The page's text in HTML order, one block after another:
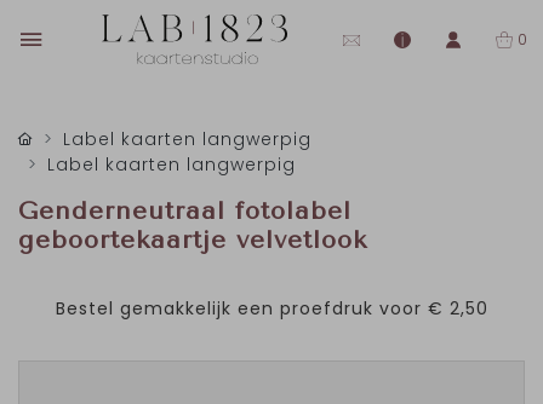
0
Label kaarten langwerpig
Label kaarten langwerpig
Genderneutraal fotolabel
geboortekaartje velvetlook
Bestel gemakkelijk een proefdruk voor € 2,50